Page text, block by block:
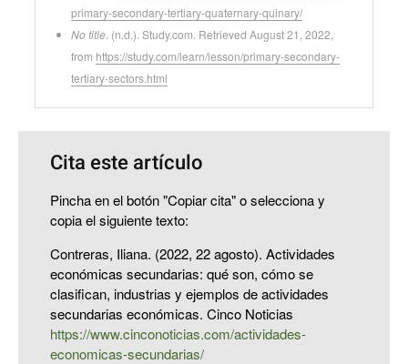
primary-secondary-tertiary-quaternary-quinary/
No title . (n.d.). Study.com. Retrieved August 21, 2022,
from https://study.com/learn/lesson/primary-secondary-
tertiary-sectors.html
Cita este artículo
Pincha en el botón "Copiar cita" o selecciona y
copia el siguiente texto:
Contreras, Iliana. (2022, 22 agosto). Actividades
económicas secundarias: qué son, cómo se
clasifican, industrias y ejemplos de actividades
secundarias económicas. Cinco Noticias
https://www.cinconoticias.com/actividades-
economicas-secundarias/